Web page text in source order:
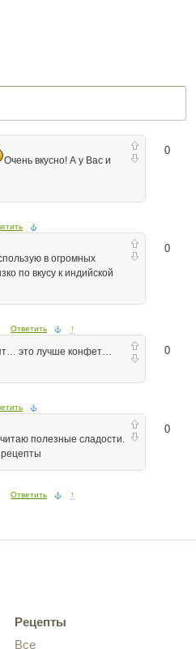
0
Очень вкусно! А у Вас и
0
в огромных
по вкусу к индийской
Ответить ↑
0
это лучше конфет…
0
полезные сладости.
Ответить ↑
Рецепты
Все